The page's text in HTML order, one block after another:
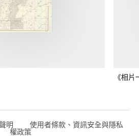
《相
明 使用者條款、資訊安全與隱私
權政策